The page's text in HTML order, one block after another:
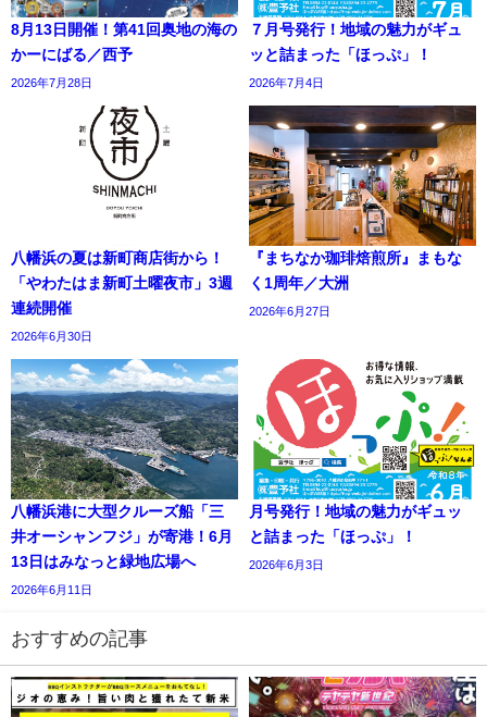
8月13日開催！第41回奥地の海の
かーにばる／西予
2026年7月28日
７月号発行！地域の魅力がギュ
ッと詰まった「ほっぷ」！
2026年7月4日
八幡浜の夏は新町商店街から！
「やわたはま新町土曜夜市」3週
連続開催
2026年6月30日
『まちなか珈琲焙煎所』まもな
く1周年／大洲
2026年6月27日
八幡浜港に大型クルーズ船「三
井オーシャンフジ」が寄港！6月
13日はみなっと緑地広場へ
2026年6月11日
月号発行！地域の魅力がギュッ
と詰まった「ほっぷ」！
2026年6月3日
おすすめの記事